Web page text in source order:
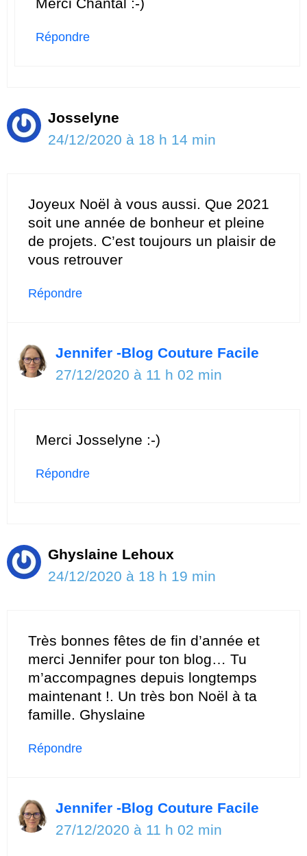
Répondre
Josselyne
24/12/2020 à 18 h 14 min
Joyeux Noël à vous aussi. Que 2021
soit une année de bonheur et pleine
de projets. C’est toujours un plaisir de
vous retrouver
Répondre
Jennifer -Blog Couture Facile
27/12/2020 à 11 h 02 min
Merci Josselyne :-)
Répondre
Ghyslaine Lehoux
24/12/2020 à 18 h 19 min
Très bonnes fêtes de fin d’année et
merci Jennifer pour ton blog… Tu
m’accompagnes depuis longtemps
maintenant !. Un très bon Noël à ta
famille. Ghyslaine
Répondre
Jennifer -Blog Couture Facile
27/12/2020 à 11 h 02 min